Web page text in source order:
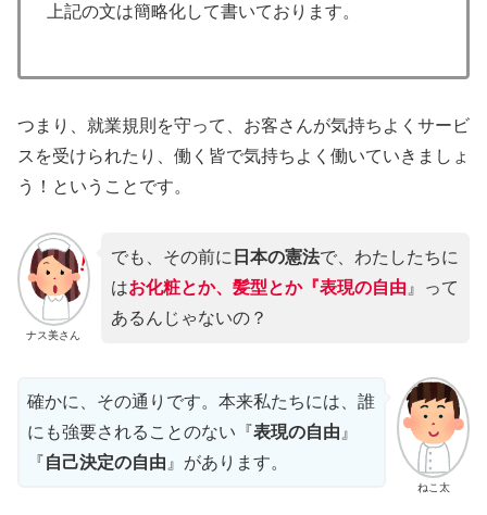
上記の文は簡略化して書いております。
つまり、就業規則を守って、お客さんが気持ちよくサービ
スを受けられたり、働く皆で気持ちよく働いていきましょ
う！ということです。
ナス美さん
でも、その前に 日本の憲法で、わたしたちに
はお化粧とか、髪型とか『表現の自由』って
あるんじゃないの？
ねこ太
確かに、その通りです。本来私たちには、誰
にも強要されることのない『表現の自由 』
『自己決定の自由 』があります。